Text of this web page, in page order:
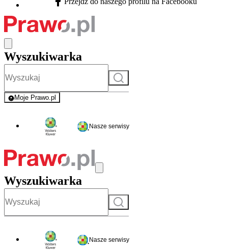
Facebook - otwiera się w nowej karcie
Wyszukiwarka
Szukaj
Moje Prawo.pl
- rejestracja i logowanie do serwisu
Nasze serwisy
Wyszukiwarka
Szukaj
Nasze serwisy